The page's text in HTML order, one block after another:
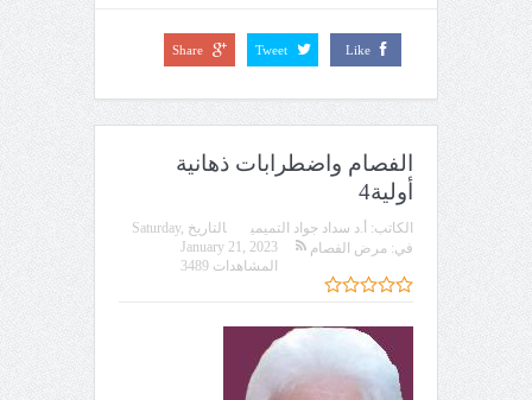
Like
Tweet
Share
الفصام واضطرابات ذهانية
أولية4
الكاتب: أ.د سداد جواد التميمي التاريخ Saturday,
January 21, 2023
في: مرض الفصام
المشاهدات 3489